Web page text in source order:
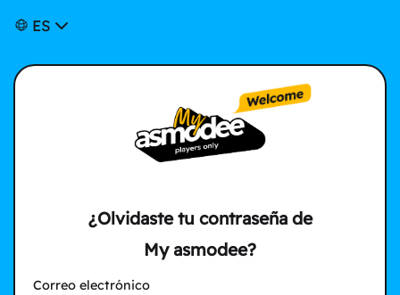
ES
¿Olvidaste tu contraseña de
My asmodee?
Correo electrónico